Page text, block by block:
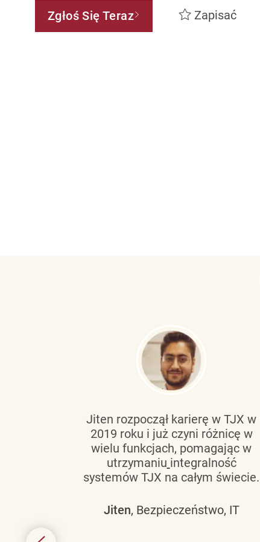
Zgłoś Się Teraz Zapisać
Jiten rozpoczął karierę w TJX w
2019 roku i już czyni różnicę w
wielu funkcjach, pomagając w
utrzymaniu integralność
systemów TJX na całym świecie.
Jiten, Bezpieczeństwo, IT